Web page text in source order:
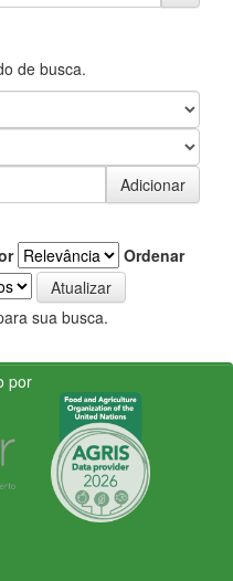
de busca.
Ordenar
sua busca.
por